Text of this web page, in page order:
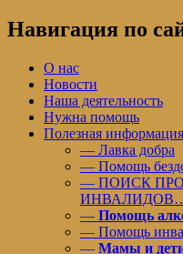
Навигация по
О нас
Новости
Наша деятельность
Нужна помощь
Полезная информация
— Лавка добра
— Помощь
— ПОИСК
— Помощь
— Помощь
— Мамы и дети